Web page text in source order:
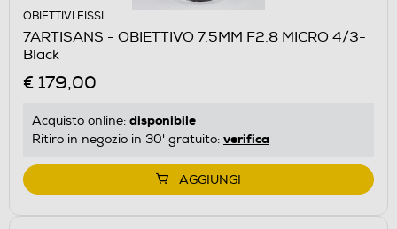
OBIETTIVI FISSI
7ARTISANS - OBIETTIVO 7.5MM F2.8 MICRO 4/3-
Black
€ 179,00
Acquisto online: disponibile
Ritiro in negozio in 30' gratuito: verifica
AGGIUNGI